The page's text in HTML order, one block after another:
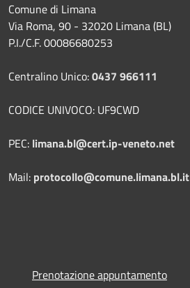
Comune di Limana
Via Roma, 90 - 32020 Limana (BL)
P.I./C.F. 00086680253
Centralino Unico:0437 966111
CODICE UNIVOCO: UF9CWD
PEC: limana.bl@cert.ip-veneto.net
Mail: protocollo@comune.limana.bl.it
Prenotazione appuntamento